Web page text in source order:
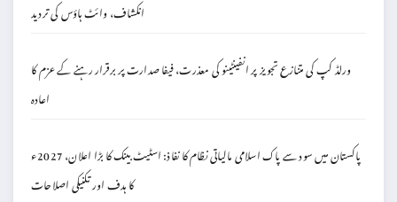
انکشاف، وائٹ ہاؤس کی تردید
ورلڈ کپ کی متنازع تجویز پر انفینٹینو کی معذرت، فیفا صدارت پر برقرار رہنے کے عزم کا
اعادہ
پاکستان میں سود سے پاک اسلامی مالیاتی نظام کا نفاذ: اسٹیٹ بینک کا بڑا اعلان، 2027ء
کا ہدف اور تکنیکی اصلاحات